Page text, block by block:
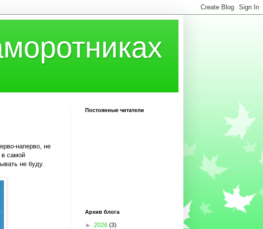
наперво, не
в самой
не буду.
Постоянные читатели
Архив блога
► 2026 (3)